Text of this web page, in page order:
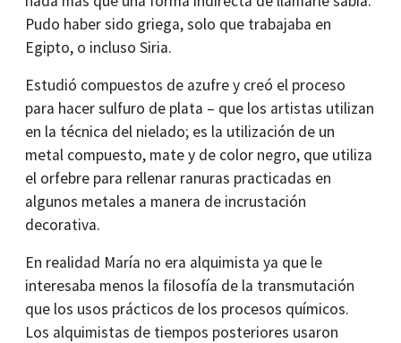
Pudo haber sido griega, solo que trabajaba en
Egipto, o incluso Siria.
Estudió compuestos de azufre y creó el proceso
para hacer sulfuro de plata – que los artistas utilizan
en la técnica del nielado; es la utilización de un
metal compuesto, mate y de color negro, que utiliza
el orfebre para rellenar ranuras practicadas en
algunos metales a manera de incrustación
decorativa.
En realidad María no era alquimista ya que le
interesaba menos la filosofía de la transmutación
que los usos prácticos de los procesos químicos.
Los alquimistas de tiempos posteriores usaron